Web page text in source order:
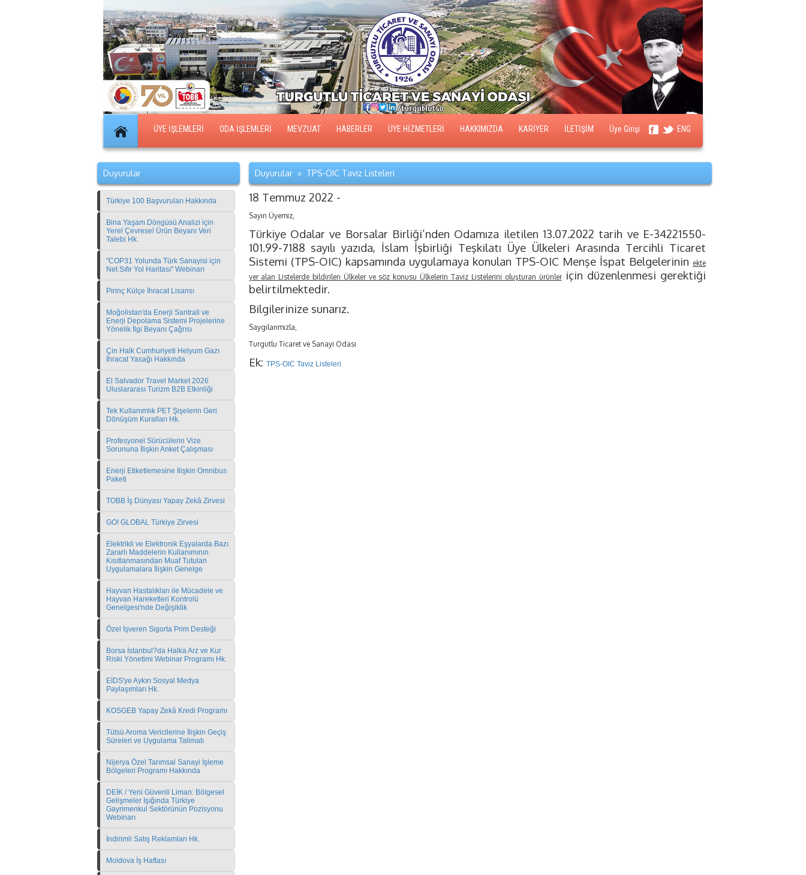
ÜYE İŞLEMLERİ ODA İŞLEMLERİ MEVZUAT HABERLER ÜYE HİZMETLERİ HAKKIMIZDA KARİYER İLETİŞİM Üye Girişi ENG
Duyurular
Türkiye 100 Başvuruları Hakkında
Bina Yaşam Döngüsü Analizi için
Yerel Çevresel Ürün Beyanı Veri
Talebi Hk.
"COP31 Yolunda Türk Sanayisi için
Net Sıfır Yol Haritası" Webinarı
Pirinç Külçe İhracat Lisansı
Moğolistan'da Enerji Santrali ve
Enerji Depolama Sistemi Projelerine
Yönelik İlgi Beyanı Çağrısı
Çin Halk Cumhuriyeti Helyum Gazı
İhracat Yasağı Hakkında
El Salvador Travel Market 2026
Uluslararası Turizm B2B Etkinliği
Tek Kullanımlık PET Şişelerin Geri
Dönüşüm Kuralları Hk.
Profesyonel Sürücülerin Vize
Sorununa İlişkin Anket Çalışması
Enerji Etiketlemesine İlişkin Omnibus
Paketi
TOBB İş Dünyası Yapay Zekâ Zirvesi
GO! GLOBAL Türkiye Zirvesi
Elektrikli ve Elektronik Eşyalarda Bazı
Zararlı Maddelerin Kullanımının
Kısıtlanmasından Muaf Tutulan
Uygulamalara İlişkin Genelge
Hayvan Hastalıkları ile Mücadele ve
Hayvan Hareketleri Kontrolü
Genelgesi'nde Değişiklik
Özel İşveren Sigorta Prim Desteği
Borsa İstanbul?da Halka Arz ve Kur
Riski Yönetimi Webinar Programı Hk.
EİDS'ye Aykırı Sosyal Medya
Paylaşımları Hk.
KOSGEB Yapay Zekâ Kredi Programı
Tütsü Aroma Vericilerine İlişkin Geçiş
Süreleri ve Uygulama Talimatı
Nijerya Özel Tarımsal Sanayi İşleme
Bölgeleri Programı Hakkında
DEİK / Yeni Güvenli Liman: Bölgesel
Gelişmeler Işığında Türkiye
Gayrimenkul Sektörünün Pozisyonu
Webinarı
İndirimli Satış Reklamları Hk.
Moldova İş Haftası
Duyurular » TPS-OIC Taviz Listeleri
18 Temmuz 2022 -
Sayın Üyemiz,
Türkiye Odalar ve Borsalar Birliği’nden Odamıza iletilen 13.07.2022 tarih ve E-34221550-
101.99-7188 sayılı yazıda, İslam İşbirliği Teşkilatı Üye Ülkeleri Arasında Tercihli Ticaret
Sistemi (TPS-OIC) kapsamında uygulamaya konulan TPS-OIC Menşe İspat Belgelerinin ekte
yer alan Listelerde bildirilen Ülkeler ve söz konusu Ülkelerin Taviz Listelerini oluşturan ürünleriçin düzenlenmesi gerektiği
belirtilmektedir.
Bilgilerinize sunarız.
Saygılarımızla,
Turgutlu Ticaret ve Sanayi Odası
Ek: TPS-OIC Taviz Listeleri